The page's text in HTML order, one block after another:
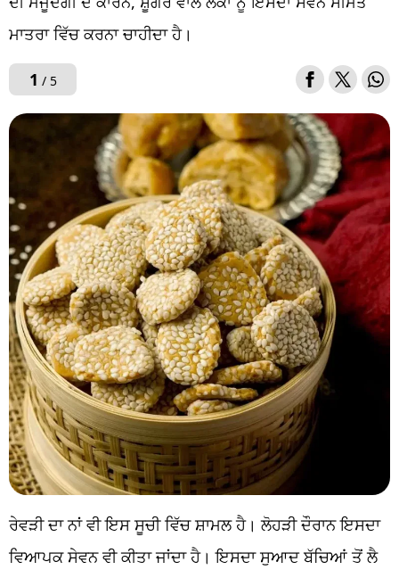
ਮਾਤਰਾ ਵਿੱਚ ਕਰਨਾ ਚਾਹੀਦਾ ਹੈ।
1 / 5
ਰੇਵੜੀ ਦਾ ਨਾਂ ਵੀ ਇਸ ਸੂਚੀ ਵਿੱਚ ਸ਼ਾਮਲ ਹੈ। ਲੋਹੜੀ ਦੌਰਾਨ ਇਸਦਾ
ਵਿਆਪਕ ਸੇਵਨ ਵੀ ਕੀਤਾ ਜਾਂਦਾ ਹੈ। ਇਸਦਾ ਸੁਆਦ ਬੱਚਿਆਂ ਤੋਂ ਲੈ